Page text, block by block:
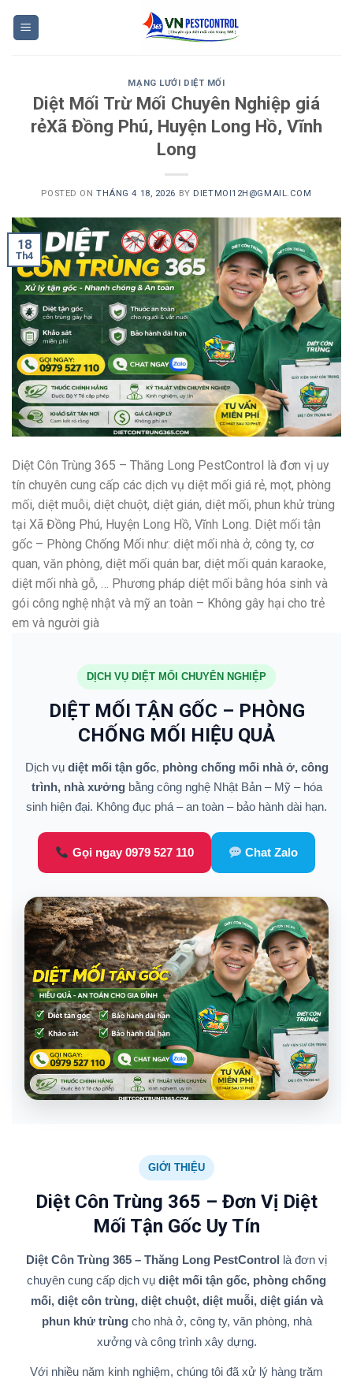
MẠNG LƯỚI DIỆT MỐI
Diệt Mối Trừ Mối Chuyên Nghiệp giá
rẻXã Đồng Phú, Huyện Long Hồ, Vĩnh
Long
POSTED ONTHÁNG 4 18, 2026 BY DIETMOI12H@GMAIL.COM
18
Th4
Diệt Côn Trùng 365 – Thăng Long PestControl là đơn vị uy
tín chuyên cung cấp các dịch vụ diệt mối giá rẻ, mọt, phòng
mối, diệt muỗi, diệt chuột, diệt gián, diệt mối, phun khử trùng
tại Xã Đồng Phú, Huyện Long Hồ, Vĩnh Long. Diệt mối tận
gốc – Phòng Chống Mối như: diệt mối nhà ở, công ty, cơ
quan, văn phòng, diệt mối quán bar, diệt mối quán karaoke,
diệt mối nhà gỗ, … Phương pháp diệt mối bằng hóa sinh và
gói công nghệ nhật và mỹ an toàn – Không gây hại cho trẻ
em và người già
DỊCH VỤ DIỆT MỐI CHUYÊN NGHIỆP
DIỆT MỐI TẬN GỐC – PHÒNG
CHỐNG MỐI HIỆU QUẢ
Dịch vụ diệt mối tận gốc, phòng chống mối nhà ở, công
trình, nhà xưởngbằng công nghệ Nhật Bản – Mỹ – hóa
sinh hiện đại. Không đục phá – an toàn – bảo hành dài hạn.
Gọi ngay 0979 527 110 Chat Zalo
GIỚI THIỆU
Diệt Côn Trùng 365 – Đơn Vị Diệt
Mối Tận Gốc Uy Tín
Diệt Côn Trùng 365 – Thăng Long PestControl là đơn vị
chuyên cung cấp dịch vụ diệt mối tận gốc, phòng chống
mối, diệt côn trùng, diệt chuột, diệt muỗi, diệt gián và
phun khử trùngcho nhà ở, công ty, văn phòng, nhà
xưởng và công trình xây dựng.
Với nhiều năm kinh nghiệm, chúng tôi đã xử lý hàng trăm